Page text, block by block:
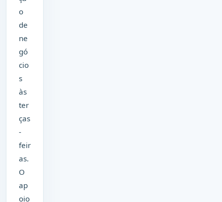
o
de
ne
gó
cio
s
às
ter
ças
-
feir
as.
O
ap
oio